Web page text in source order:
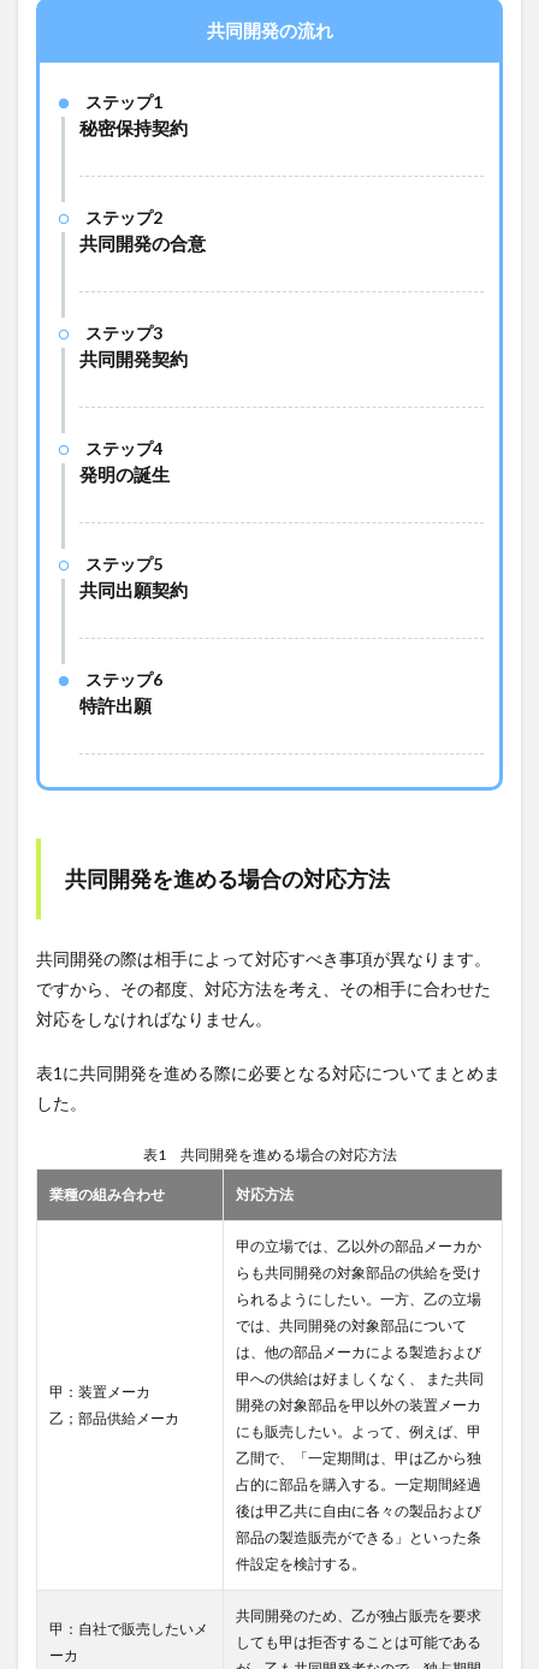
共同開発の流れ
ステップ1
秘密保持契約
ステップ2
共同開発の合意
ステップ3
共同開発契約
ステップ4
発明の誕生
ステップ5
共同出願契約
ステップ6
特許出願
共同開発を進める場合の対応方法
共同開発の際は相手によって対応すべき事項が異なります。
ですから、その都度、対応方法を考え、その相手に合わせた
対応をしなければなりません。
表1に共同開発を進める際に必要となる対応についてまとめま
した。
表1 共同開発を進める場合の対応方法
業種の組み合わせ 対応方法
甲：装置メーカ
乙；部品供給メーカ
甲の立場では、乙以外の部品メーカか
らも共同開発の対象部品の供給を受け
られるようにしたい。一方、乙の立場
では、共同開発の対象部品について
は、他の部品メーカによる製造および
甲への供給は好ましくなく、 また共同
開発の対象部品を甲以外の装置メーカ
にも販売したい。よって、例えば、甲
乙間で、「一定期間は、甲は乙から独
占的に部品を購入する。一定期間経過
後は甲乙共に自由に各々の製品および
部品の製造販売ができる」といった条
件設定を検討する。
甲：自社で販売したいメ
ーカ
共同開発のため、乙が独占販売を要求
しても甲は拒否することは可能である